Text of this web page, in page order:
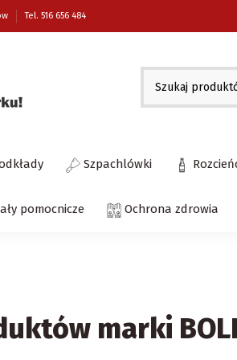
Tel. 516 656 484
Szpachlówki
pomocnicze Ochrona zdrowia
marki